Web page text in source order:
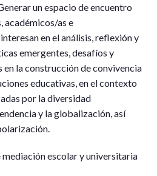
un espacio de encuentro
académicos/as e
en el análisis, reflexión y
emergentes, desafíos y
en la construcción de convivencia
educativas, en el contexto
por la diversidad
y la globalización, así
mediación escolar y universitaria